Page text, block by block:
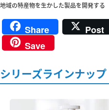
地域の特産物を生かした製品を開発する
Share
Post
Save
シリーズラインナップ